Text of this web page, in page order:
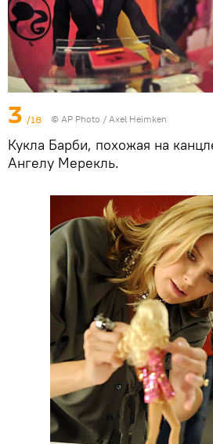
3 /18 © AP Photo / Axel Heimken
Кукла Барби, похожая на
Ангелу Мерекль.